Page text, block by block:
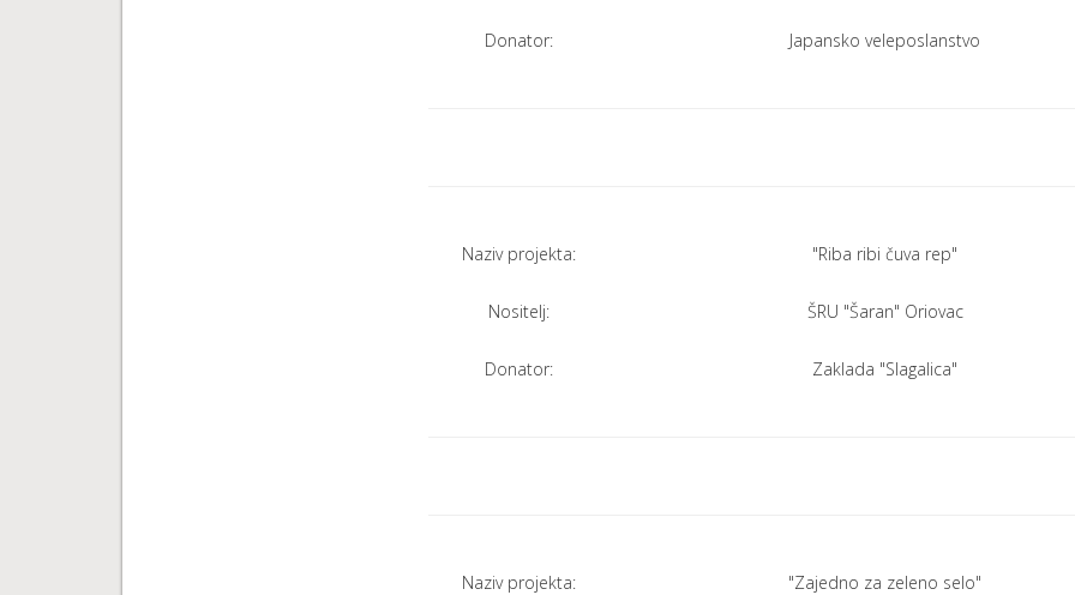
Donator: Japansko veleposlanstvo
Naziv projekta: "Riba ribi čuva rep"
Nositelj: ŠRU "Šaran" Oriovac
Donator: Zaklada "Slagalica"
Naziv projekta: "Zajedno za zeleno selo"